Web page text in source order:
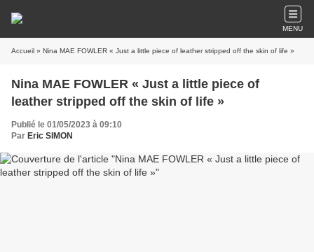
MENU
Accueil » Nina MAE FOWLER « Just a little piece of leather stripped off the skin of life »
Nina MAE FOWLER « Just a little piece of
leather stripped off the skin of life »
Publié le 01/05/2023 à 09:10
Par Eric SIMON